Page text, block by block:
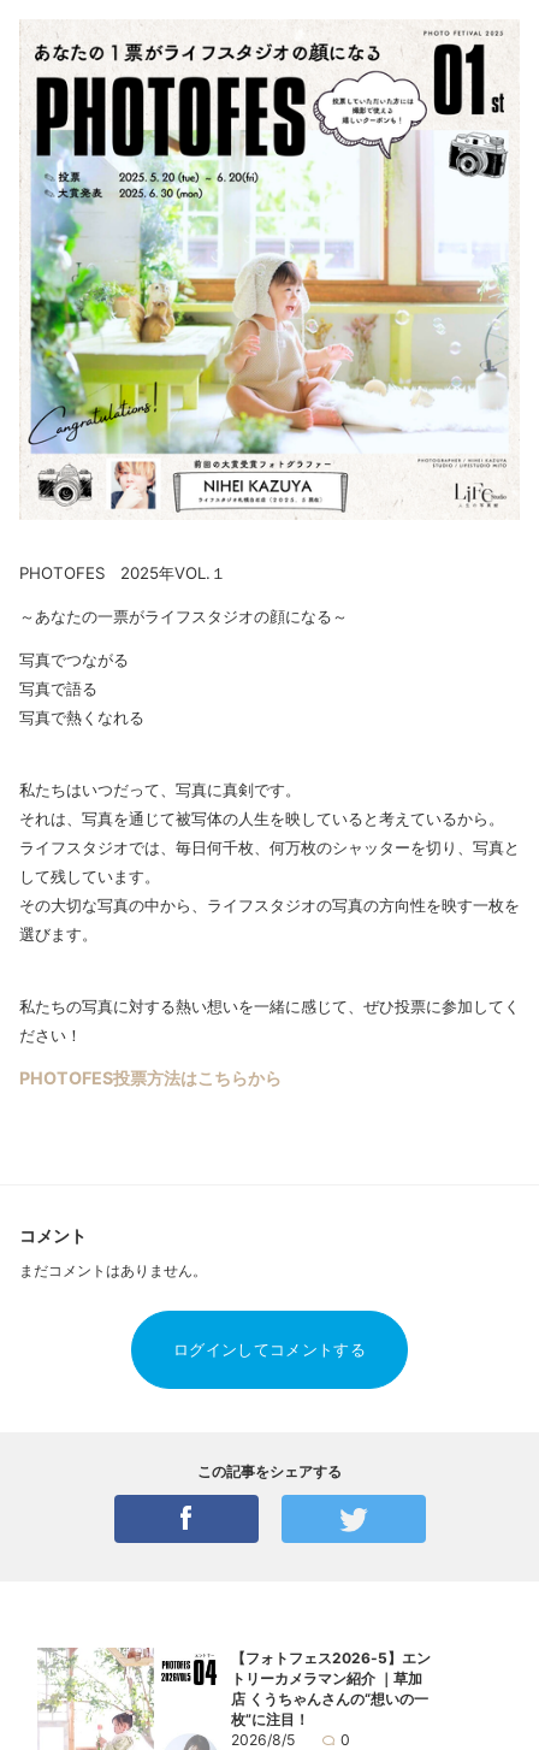
PHOTOFES 2025年VOL.１
～あなたの一票がライフスタジオの顔になる～
写真でつながる
写真で語る
写真で熱くなれる
私たちはいつだって、写真に真剣です。
それは、写真を通じて被写体の人生を映していると考えているから。
ライフスタジオでは、毎日何千枚、何万枚のシャッターを切り、写真と
して残しています。
その大切な写真の中から、ライフスタジオの写真の方向性を映す一枚を
選びます。
私たちの写真に対する熱い想いを一緒に感じて、ぜひ投票に参加してく
ださい！
PHOTOFES投票方法はこちらから
コメント
まだコメントはありません。
ログインしてコメントする
この記事をシェアする
【フォトフェス2026-5】エン
トリーカメラマン紹介 ｜草加
店 くうちゃんさんの“想いの一
枚”に注目！
2026/8/5
0